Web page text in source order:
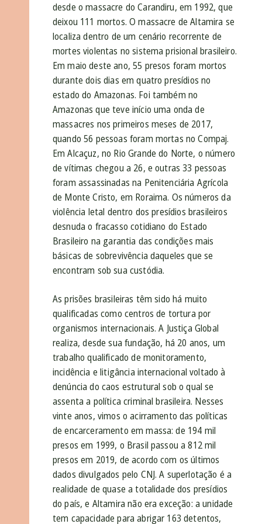
desde o massacre do Carandiru, em 1992, que
deixou 111 mortos. O massacre de Altamira se
localiza dentro de um cenário recorrente de
mortes violentas no sistema prisional brasileiro.
Em maio deste ano, 55 presos foram mortos
durante dois dias em quatro presídios no
estado do Amazonas. Foi também no
Amazonas que teve início uma onda de
massacres nos primeiros meses de 2017,
quando 56 pessoas foram mortas no Compaj.
Em Alcaçuz, no Rio Grande do Norte, o número
de vítimas chegou a 26, e outras 33 pessoas
foram assassinadas na Penitenciária Agrícola
de Monte Cristo, em Roraima. Os números da
violência letal dentro dos presídios brasileiros
desnuda o fracasso cotidiano do Estado
Brasileiro na garantia das condições mais
básicas de sobrevivência daqueles que se
encontram sob sua custódia.
As prisões brasileiras têm sido há muito
qualificadas como centros de tortura por
organismos internacionais. A Justiça Global
realiza, desde sua fundação, há 20 anos, um
trabalho qualificado de monitoramento,
incidência e litigância internacional voltado à
denúncia do caos estrutural sob o qual se
assenta a política criminal brasileira. Nesses
vinte anos, vimos o acirramento das políticas
de encarceramento em massa: de 194 mil
presos em 1999, o Brasil passou a 812 mil
presos em 2019, de acordo com os últimos
dados divulgados pelo CNJ. A superlotação é a
realidade de quase a totalidade dos presídios
do país, e Altamira não era exceção: a unidade
tem capacidade para abrigar 163 detentos,